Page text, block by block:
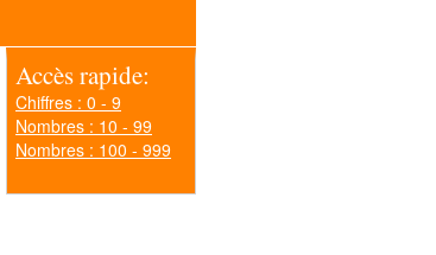
Accès rapide:
Chiffres : 0 - 9
Nombres : 10 - 99
Nombres : 100 - 999